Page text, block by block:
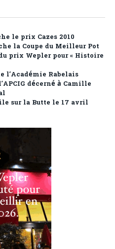
le prix Cazes 2010
la Coupe du Meilleur Pot
prix Wepler pour « Histoire
Rabelais
décerné à Camille
sur la Butte le 17 avril